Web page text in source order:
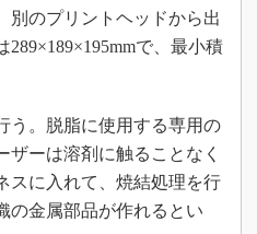
別のプリントヘッドから出
で、最小積
う。脱脂に使用する専用の
ーは溶剤に触ることなく
スに入れて、焼結処理を行
の金属部品が作れるとい